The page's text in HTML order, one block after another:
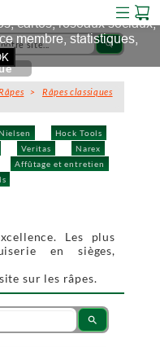
search
Hock Tools
Veritas
Narex
Affûtage et entretien
>Râpes classiques
Les plus
en sièges,
sur les râpes.
search
des cookies pour
cartes, réseaux sociaux,
membre, statistiques,